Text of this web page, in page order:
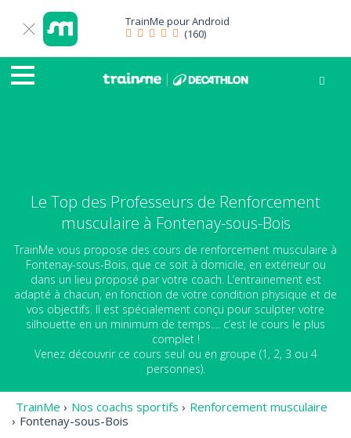
TrainMe pourAndroid
(160)
Le Top des Professeurs de Renforcement
musculaire à Fontenay-sous-Bois
TrainMe vous propose des cours de renforcement musculaire à
Fontenay-sous-Bois, que ce soit à domicile, en extérieur ou
dans un lieu proposé par votre coach. L’entrainement est
adapté à chacun, en fonction de votre condition physique et de
vos objectifs. Il est spécialement conçu pour sculpter votre
silhouette en un minimum de temps.... c’est le cours le plus
complet !
Venez découvrir ce cours seul ou en groupe (1, 2, 3 ou 4
personnes).
TrainMe › Nos coachs sportifs › Renforcement musculaire
› Fontenay-sous-Bois